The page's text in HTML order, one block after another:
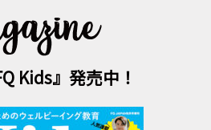
Kids』発売中！